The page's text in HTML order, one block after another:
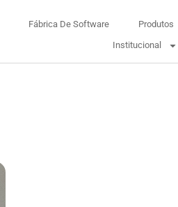
Fábrica De Software
Produtos
Institucional